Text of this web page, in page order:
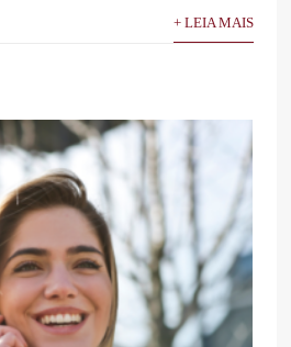
+ LEIA MAIS